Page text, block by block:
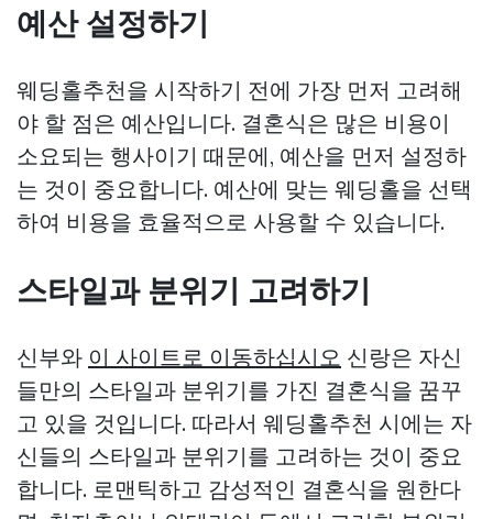
예산 설정하기
웨딩홀추천을 시작하기 전에 가장 먼저 고려해
야 할 점은 예산입니다. 결혼식은 많은 비용이
소요되는 행사이기 때문에, 예산을 먼저 설정하
는 것이 중요합니다. 예산에 맞는 웨딩홀을 선택
하여 비용을 효율적으로 사용할 수 있습니다.
스타일과 분위기 고려하기
신부와 이 사이트로 이동하십시오 신랑은 자신
들만의 스타일과 분위기를 가진 결혼식을 꿈꾸
고 있을 것입니다. 따라서 웨딩홀추천 시에는 자
신들의 스타일과 분위기를 고려하는 것이 중요
합니다. 로맨틱하고 감성적인 결혼식을 원한다